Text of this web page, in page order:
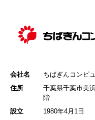
会社名
ちばぎんコンピ
住所
千葉県千葉市美
階
設立
1980年4月1日